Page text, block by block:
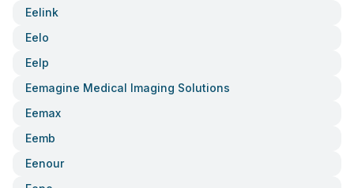
Eelink
Eelo
Eelp
Eemagine Medical Imaging Solutions
Eemax
Eemb
Eenour